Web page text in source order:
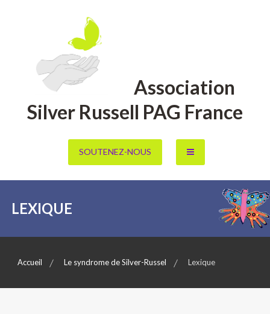
Association
Silver Russell PAG France
SOUTENEZ-NOUS
LEXIQUE
Accueil Le syndrome de Silver-Russel Lexique